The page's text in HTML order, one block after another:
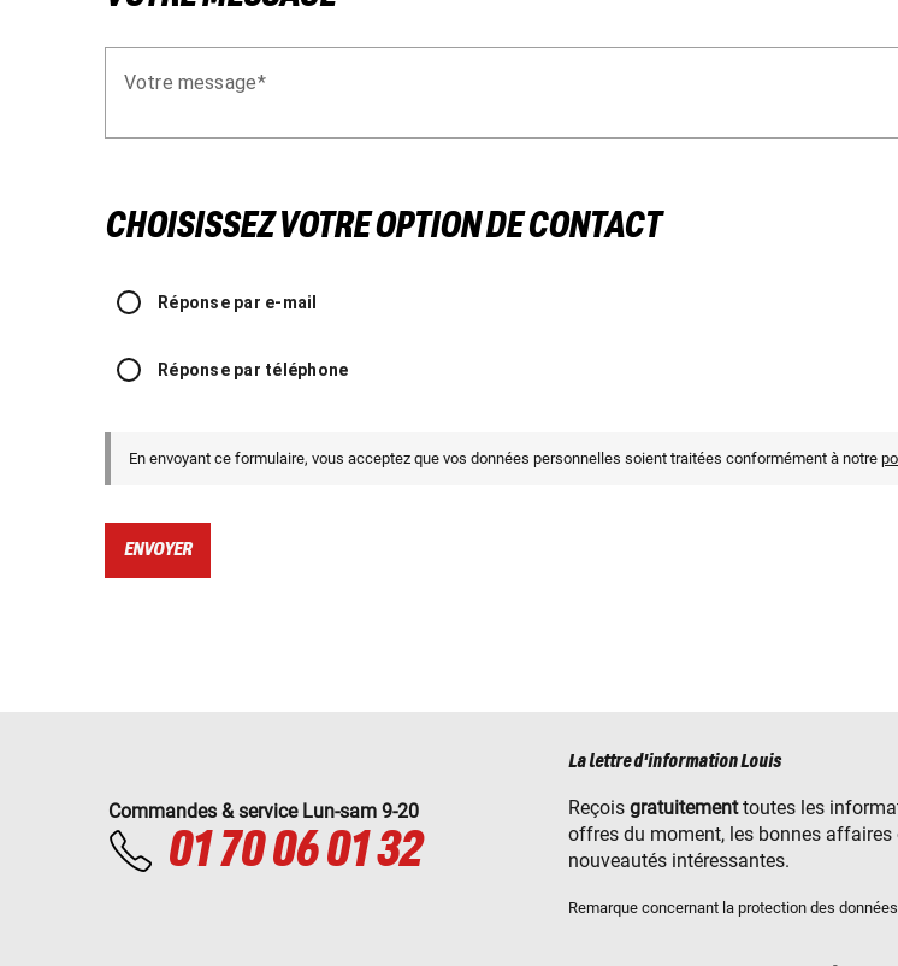
Votre message
CHOISISSEZ VOTRE OPTION DE CONTACT
Réponse par e-mail
Réponse par téléphone
En envoyant ce formulaire, vous acceptez que vos données personnelles soient traitées conformément à notre
ENVOYER
Commandes & service Lun-sam 9-20
01 70 06 01 32
La lettre d'information Louis
Reçois gratuitementtoutes les
offres du moment, les bonnes affaires
nouveautés intéressantes.
Remarque concernant la protection des données